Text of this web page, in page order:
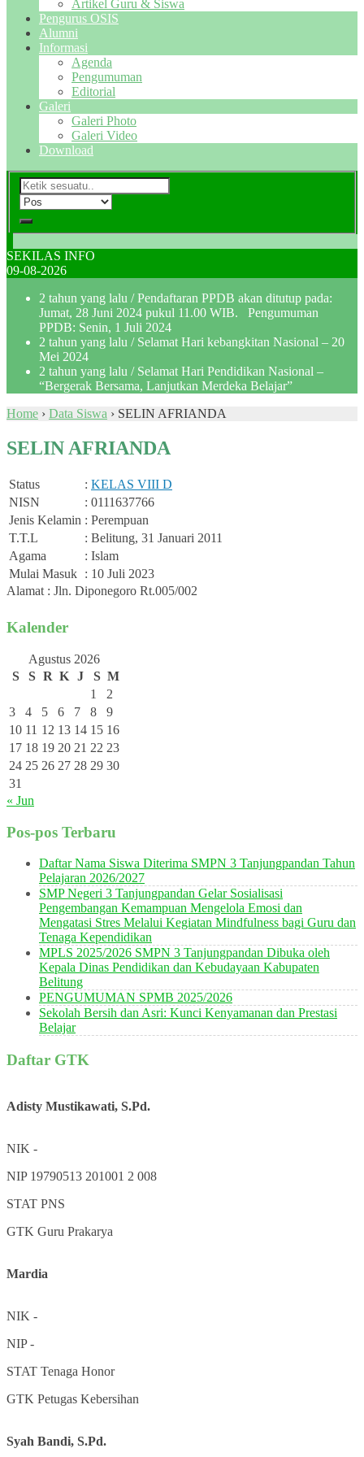
Artikel Guru & Siswa
Pengurus OSIS
Alumni
Informasi
Agenda
Pengumuman
Editorial
Galeri
Galeri Photo
Galeri Video
Download
SEKILAS INFO
09-08-2026
2 tahun yang lalu / Pendaftaran PPDB akan ditutup pada:
Jumat, 28 Juni 2024 pukul 11.00 WIB. Pengumuman
PPDB: Senin, 1 Juli 2024
2 tahun yang lalu / Selamat Hari kebangkitan Nasional – 20
Mei 2024
2 tahun yang lalu / Selamat Hari Pendidikan Nasional –
“Bergerak Bersama, Lanjutkan Merdeka Belajar”
Home › Data Siswa › SELIN AFRIANDA
SELIN AFRIANDA
Status : KELAS VIII D
NISN
: 0111637766
Jenis Kelamin : Perempuan
T.T.L
: Belitung, 31 Januari 2011
Agama
: Islam
Mulai Masuk : 10 Juli 2023
Alamat : Jln. Diponegoro Rt.005/002
Kalender
Agustus 2026
S
S R K J S M
1
2
3
4 5 6 7 8
9
10 11 12 13 14 15 16
17 18 19 20 21 22 23
24 25 26 27 28 29 30
31
« Jun
Pos-pos Terbaru
Daftar Nama Siswa Diterima SMPN 3 Tanjungpandan Tahun
Pelajaran 2026/2027
SMP Negeri 3 Tanjungpandan Gelar Sosialisasi
Pengembangan Kemampuan Mengelola Emosi dan
Mengatasi Stres Melalui Kegiatan Mindfulness bagi Guru dan
Tenaga Kependidikan
MPLS 2025/2026 SMPN 3 Tanjungpandan Dibuka oleh
Kepala Dinas Pendidikan dan Kebudayaan Kabupaten
Belitung
PENGUMUMAN SPMB 2025/2026
Sekolah Bersih dan Asri: Kunci Kenyamanan dan Prestasi
Belajar
Daftar GTK
Adisty Mustikawati, S.Pd.
NIK -
NIP 19790513 201001 2 008
STAT PNS
GTK Guru Prakarya
Mardia
NIK -
NIP-
STAT Tenaga Honor
GTK Petugas Kebersihan
Syah Bandi, S.Pd.